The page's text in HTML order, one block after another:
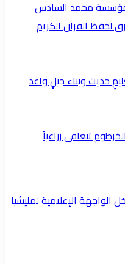
ومؤسسة محمد السادس
لحفظ القرآن الكريم
حديث وبناء جيلٍ واعد
تتعافى زراعياً
الواجهة الإعلامية لمليشيا